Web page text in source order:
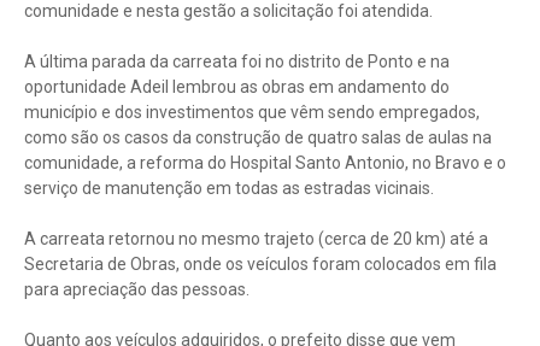
comunidade e nesta gestão a solicitação foi atendida.
A última parada da carreata foi no distrito de Ponto e na
oportunidade Adeil lembrou as obras em andamento do
município e dos investimentos que vêm sendo empregados,
como são os casos da construção de quatro salas de aulas na
comunidade, a reforma do Hospital Santo Antonio, no Bravo e o
serviço de manutenção em todas as estradas vicinais.
A carreata retornou no mesmo trajeto (cerca de 20 km) até a
Secretaria de Obras, onde os veículos foram colocados em fila
para apreciação das pessoas.
Quanto aos veículos adquiridos, o prefeito disse que vem